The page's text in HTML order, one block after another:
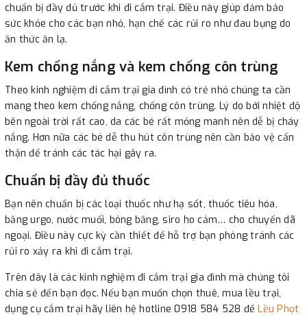
chuẩn bị đầy đủ trước khi đi cắm trại. Điều này giúp đảm bảo
sức khỏe cho các bạn nhỏ, hạn chế các rủi ro như đau bụng do
ăn thức ăn lạ.
Kem chống nắng và kem chống côn trùng
Theo kinh nghiệm đi cắm trại gia đình có trẻ nhỏ chúng ta cần
mang theo kem chống nắng, chống côn trùng. Lý do bởi nhiệt độ
bên ngoài trời rất cao, da các bé rất mỏng manh nên dễ bị cháy
nắng. Hơn nữa các bé dễ thu hút côn trùng nên cần bảo vệ cẩn
thận để tránh các tác hại gây ra.
Chuẩn bị đầy đủ thuốc
Bạn nên chuẩn bị các loại thuốc như hạ sốt, thuốc tiêu hóa,
băng urgo, nước muối, bông băng, siro ho cảm… cho chuyến dã
ngoại. Điều này cực kỳ cần thiết để hỗ trợ bạn phòng tránh các
rủi ro xảy ra khi đi cắm trại.
Trên đây là các kinh nghiệm đi cắm trại gia đình mà chúng tôi
chia sẻ đến bạn đọc. Nếu bạn muốn chọn thuê, mua lều trại,
dụng cụ cắm trại hãy liên hệ hotline 0918 584 528 đểLều Phọt